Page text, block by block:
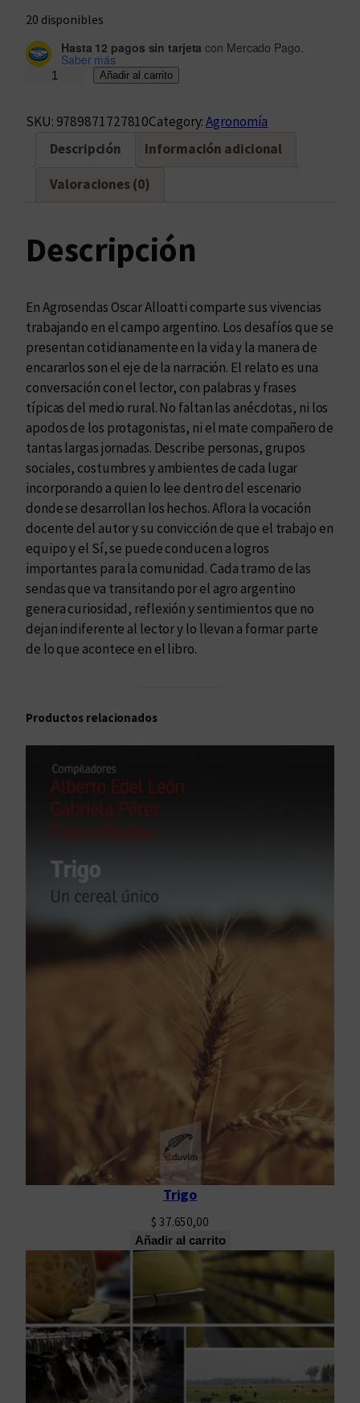
20 disponibles
Hasta 12 pagos sin tarjeta con Mercado Pago.
Saber más
r
a
n
t
i
d
a
d
Añadir al carrito
SKU: 9789871727810Category:Agronomía
Descripción
Información adicional
Valoraciones (0)
Descripción
En Agrosendas Oscar Alloatti comparte sus vivencias
trabajando en el campo argentino. Los desafíos que se
presentan cotidianamente en la vida y la manera de
encararlos son el eje de la narración. El relato es una
conversación con el lector, con palabras y frases
típicas del medio rural. No faltan las anécdotas, ni los
apodos de los protagonistas, ni el mate compañero de
tantas largas jornadas. Describe personas, grupos
sociales, costumbres y ambientes de cada lugar
incorporando a quien lo lee dentro del escenario
donde se desarrollan los hechos. Aflora la vocación
docente del autor y su convicción de que el trabajo en
equipo y el Sí, se puede conducen a logros
importantes para la comunidad. Cada tramo de las
sendas que va transitando por el agro argentino
genera curiosidad, reflexión y sentimientos que no
dejan indiferente al lector y lo llevan a formar parte
de lo que acontece en el libro.
Productos relacionados
Trigo
$ 37.650,00
Añadir al carrito